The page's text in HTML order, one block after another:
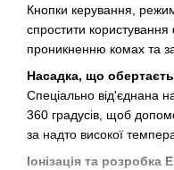
Кнопки керування,
спростити
проникненню комах та
Насадка, що
Спеціально від'єднана
360 градусів, щоб
за надто високої
Іонізація та розробка